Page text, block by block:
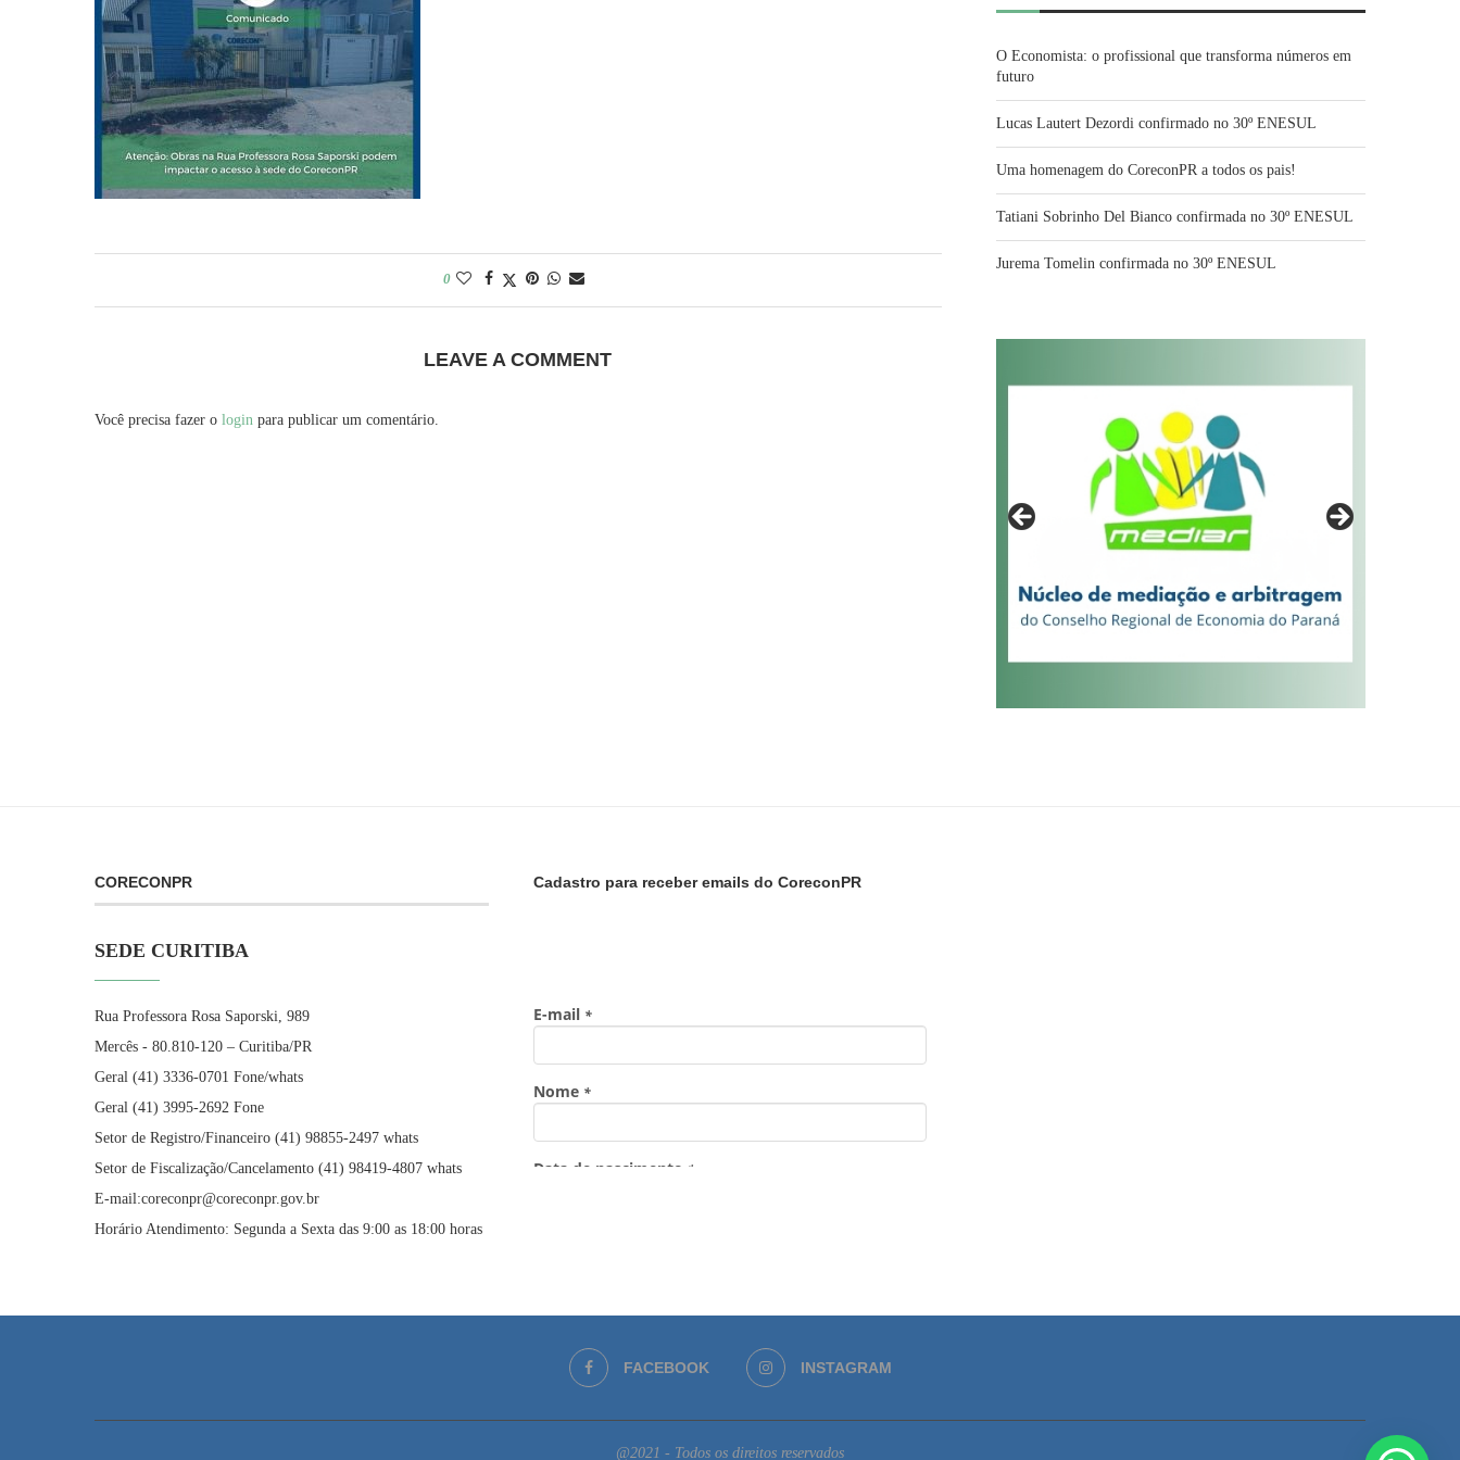
0
LEAVE A COMMENT
Você precisa fazer o login para publicar um comentário.
O Economista: o profissional que transforma números em
futuro
Lucas Lautert Dezordi confirmado no 30º ENESUL
Uma homenagem do CoreconPR a todos os pais!
Tatiani Sobrinho Del Bianco confirmada no 30º ENESUL
Jurema Tomelin confirmada no 30º ENESUL
CORECONPR
SEDE CURITIBA
Rua Professora Rosa Saporski, 989
Mercês - 80.810-120 – Curitiba/PR
Geral (41) 3336-0701 Fone/whats
Geral (41) 3995-2692 Fone
Setor de Registro/Financeiro (41) 98855-2497 whats
Setor de Fiscalização/Cancelamento (41) 98419-4807 whats
E-mail:coreconpr@coreconpr.gov.br
Horário Atendimento: Segunda a Sexta das 9:00 as 18:00 horas
Cadastro para receber emails do CoreconPR
FACEBOOK INSTAGRAM
@2021 - Todos os direitos reservados